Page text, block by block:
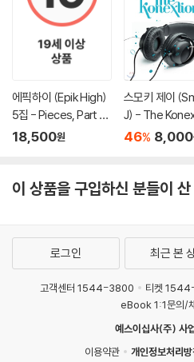
에픽하이 (Epik High)
5집 - Pieces, Part O
ne [재발매]
18,500원
스모키 제이
J) - The
46% 8,000
이 상품을 구입하신 분들이
로그인 최근 본
고객센터 1544-3800 티켓
eBook 1:1문의/
예스이십사(주) 사
이용약관
개인정보처리방